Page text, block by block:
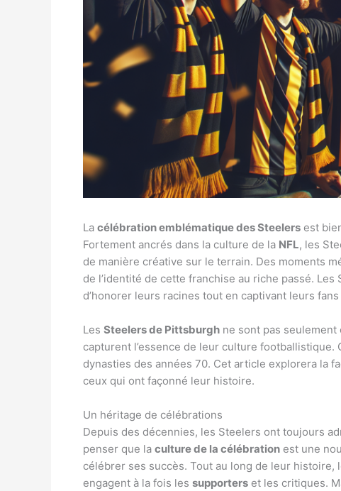
La célébration emblématique des Steelers est
Fortement ancrés dans la culture de la NFL, les
de manière créative sur le terrain. Des moments
de l’identité de cette franchise au riche passé.
d’honorer leurs racines tout en captivant leurs
Les Steelers de Pittsburgh ne sont pas
capturent l’essence de leur culture
dynasties des années 70. Cet article explorera la
ceux qui ont façonné leur histoire.
Un héritage de célébrations
Depuis des décennies, les Steelers ont toujours
penser que la culture de la célébration est une
célébrer ses succès. Tout au long de leur
engagent à la fois les supporters et les critiques.